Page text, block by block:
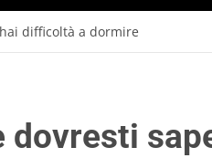
difficoltà a dormire
dovresti